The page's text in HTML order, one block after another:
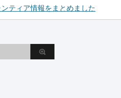
ティア情報をまとめました